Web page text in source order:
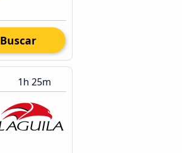
Buscar
1h 25m